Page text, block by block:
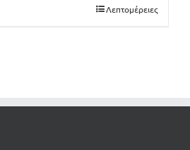
Λεπτομέρειες